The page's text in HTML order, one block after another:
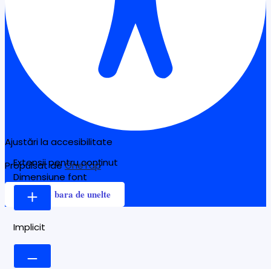
Ajustări la accesibilitate
Propulsat deOneTap
Ascunde bara de unelte
Extensii pentru conținut
Dimensiune font
Implicit